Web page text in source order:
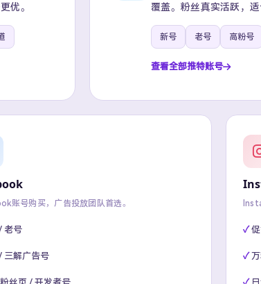
优。
覆盖。粉丝真实活跃，
新号 老号 高粉号
查看全部推特账号
账号购买，广告投放团队首选。
老号
三解广告号